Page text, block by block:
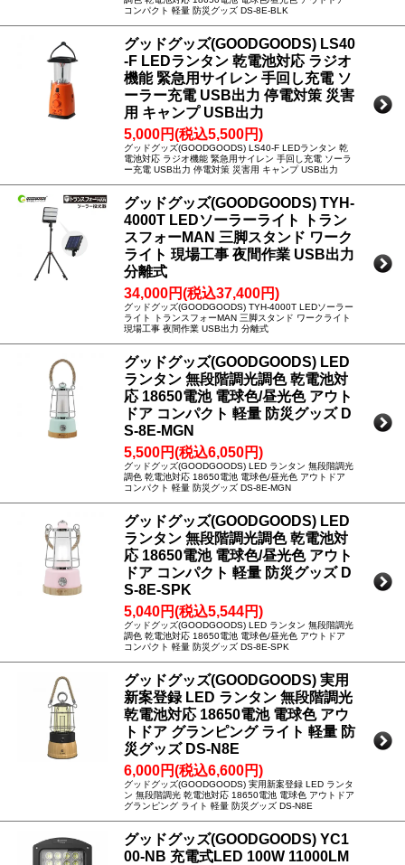
コンパクト 軽量 防災グッズ DS-8E-BLK
グッドグッズ(GOODGOODS) LS40
-F LEDランタン 乾電池対応 ラジオ
機能 緊急用サイレン 手回し充電 ソ
ーラー充電 USB出力 停電対策 災害
用 キャンプ USB出力
5,000円(税込5,500円)
グッドグッズ(GOODGOODS) LS40-F LEDランタン 乾
電池対応 ラジオ機能 緊急用サイレン 手回し充電 ソーラ
ー充電 USB出力 停電対策 災害用 キャンプ USB出力
グッドグッズ(GOODGOODS) TYH-
4000T LEDソーラーライト トラン
スフォーMAN 三脚スタンド ワーク
ライト 現場工事 夜間作業 USB出力
分離式
34,000円(税込37,400円)
グッドグッズ(GOODGOODS) TYH-4000T LEDソーラー
ライト トランスフォーMAN 三脚スタンド ワークライト
現場工事 夜間作業 USB出力 分離式
グッドグッズ(GOODGOODS) LED
ランタン 無段階調光調色 乾電池対
応 18650電池 電球色/昼光色 アウト
ドア コンパクト 軽量 防災グッズ D
S-8E-MGN
5,500円(税込6,050円)
グッドグッズ(GOODGOODS) LED ランタン 無段階調光
調色 乾電池対応 18650電池 電球色/昼光色 アウトドア
コンパクト 軽量 防災グッズ DS-8E-MGN
グッドグッズ(GOODGOODS) LED
ランタン 無段階調光調色 乾電池対
応 18650電池 電球色/昼光色 アウト
ドア コンパクト 軽量 防災グッズ D
S-8E-SPK
5,040円(税込5,544円)
グッドグッズ(GOODGOODS) LED ランタン 無段階調光
調色 乾電池対応 18650電池 電球色/昼光色 アウトドア
コンパクト 軽量 防災グッズ DS-8E-SPK
グッドグッズ(GOODGOODS) 実用
新案登録 LED ランタン 無段階調光
乾電池対応 18650電池 電球色 アウ
トドア グランピング ライト 軽量 防
災グッズ DS-N8E
6,000円(税込6,600円)
グッドグッズ(GOODGOODS) 実用新案登録 LED ランタ
ン 無段階調光 乾電池対応 18650電池 電球色 アウトドア
グランピング ライト 軽量 防災グッズ DS-N8E
グッドグッズ(GOODGOODS) YC1
00-NB 充電式LED 100W 11000LM